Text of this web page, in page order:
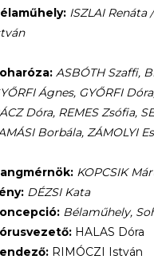
ISZLAI Renáta
ASBÓTH Szaffi,
Ágnes, GYŐRFI
Dóra, REMES Zsófia,
Borbála, ZÁMOLYI
KOPCSIK
DÉZSI Kata
Bélaműhely,
HALAS Dóra
RIMÓCZI István